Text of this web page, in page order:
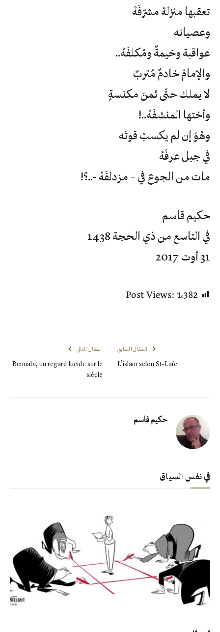
تعقبها منزلة مشرّفَهْ
وعصيانه
عواقبة وخيمةٌ ومُكلفَهْ..
والإمامُ خادمٌ مُتربٌ
لا يملك حتّى ثمنَ مكنسةٍ
وأختها المنشفَهْ..!
وهْوَ إن لم يكسبْ قوتَه
في جبل عرفَهْ
مات من الجوع في – مزدلفَهْ -..؟!
حكيم قاسم
في التاسع من ذي الحجة 1438
31 أوت 2017
Post Views:1٬382
المقال السابق
L’islam selon St-Laïc
المقال التالي
Bennabi, un regard lucide sur le
siècle
حكيم قاسم
في نفس السياق